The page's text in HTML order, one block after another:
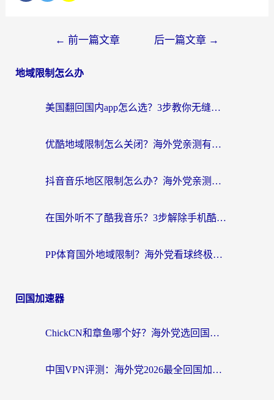
← 前一篇文章 后一篇文章 →
地域限制怎么办
美国翻回国内app怎么选？3步教你无缝刷剧、登12123、访问国内网站
优酷地域限制怎么关闭？海外党亲测有效的追剧加速器选择指南
抖音音乐地区限制怎么办？海外党亲测有效的听歌自由指南
在国外听不了酷我音乐？3步解除手机酷我音乐海外限制，附实测好用加速器
PP体育国外地域限制？海外党看球终极方案：从欧洲杯到奥运会，中文解说不卡顿！
回国加速器
ChickCN和章鱼哪个好？海外党选回国加速器的3个关键维度 + 实用避坑指南
中国VPN评测：海外党2026最全回国加速器选择指南，告别地区限制不踩坑